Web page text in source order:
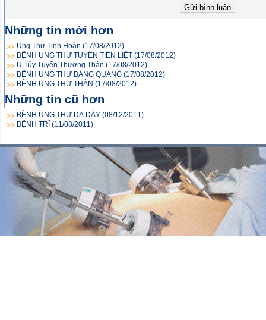
Những tin mới hơn
Ung Thư Tinh Hoàn (17/08/2012)
BỆNH UNG THƯ TUYẾN TIỀN LIỆT (17/08/2012)
U Tủy Tuyến Thượng Thận (17/08/2012)
BỆNH UNG THƯ BÀNG QUANG (17/08/2012)
BỆNH UNG THƯ THẬN (17/08/2012)
Những tin cũ hơn
BỆNH UNG THƯ DẠ DÀY (08/12/2011)
BỆNH TRĨ (11/08/2011)